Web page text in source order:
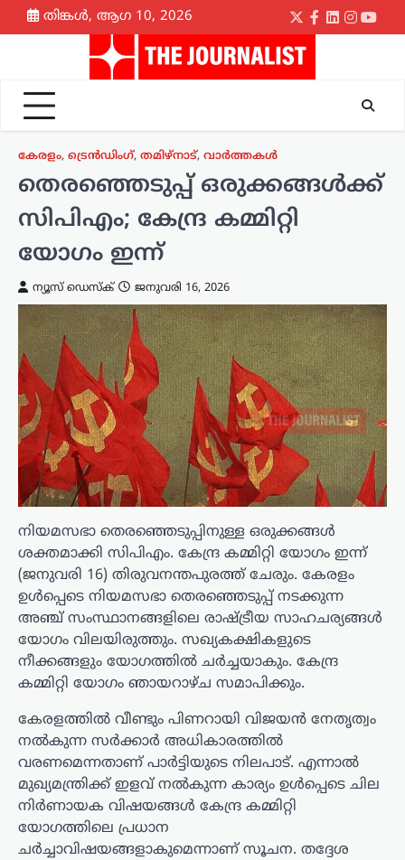
Skip
to
തിങ്കൾ, ആഗ 10, 2026
Twitter
Facebook
LinkedIn
കേരളം, ട്രെൻഡിംഗ്, തമിഴ്നാട്, വാർത്തകൾ
തെരഞ്ഞെടുപ്പ് ഒരുക്കങ്ങള്‍ക്ക്
സിപിഎം; കേന്ദ്ര കമ്മിറ്റി
യോഗം ഇന്ന്
ന്യൂസ് ഡെസ്ക് ജനുവരി 16, 2026
നിയമസഭാ തെരഞ്ഞെടുപ്പിനുള്ള ഒരുക്കങ്ങൾ
ശക്തമാക്കി സിപിഎം. കേന്ദ്ര കമ്മിറ്റി യോഗം ഇന്ന്
(ജനുവരി 16) തിരുവനന്തപുരത്ത് ചേരും. കേരളം
ഉൾപ്പെടെ നിയമസഭാ തെരഞ്ഞെടുപ്പ് നടക്കുന്ന
അഞ്ച് സംസ്ഥാനങ്ങളിലെ രാഷ്ട്രീയ സാഹചര്യങ്ങൾ
യോഗം വിലയിരുത്തും. സഖ്യകക്ഷികളുടെ
നീക്കങ്ങളും യോഗത്തിൽ ചർച്ചയാകും. കേന്ദ്ര
കമ്മിറ്റി യോഗം ഞായറാഴ്ച സമാപിക്കും.
കേരളത്തിൽ വീണ്ടും പിണറായി വിജയൻ നേതൃത്വം
നൽകുന്ന സർക്കാർ അധികാരത്തിൽ
വരണമെന്നതാണ് പാർട്ടിയുടെ നിലപാട്. എന്നാൽ
മുഖ്യമന്ത്രിക്ക് ഇളവ് നൽകുന്ന കാര്യം ഉൾപ്പെടെ ചില
നിർണായക വിഷയങ്ങൾ കേന്ദ്ര കമ്മിറ്റി
യോഗത്തിലെ പ്രധാന
ചർച്ചാവിഷയങ്ങളാകുമെന്നാണ് സൂചന. തദ്ദേശ